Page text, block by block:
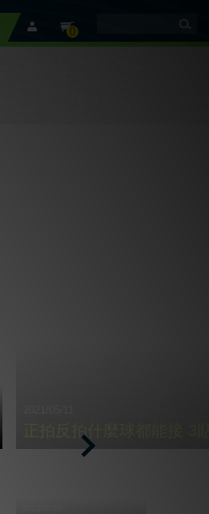
0
正拍反拍什麼球都能接 3